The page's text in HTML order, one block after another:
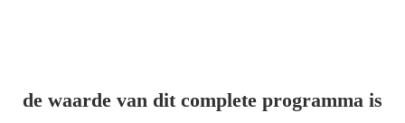
de waarde van dit complete programma is